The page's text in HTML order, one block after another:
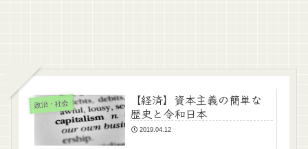
政治・社会
【経済】資本主義の簡単な
歴史と令和日本
2019.04.12